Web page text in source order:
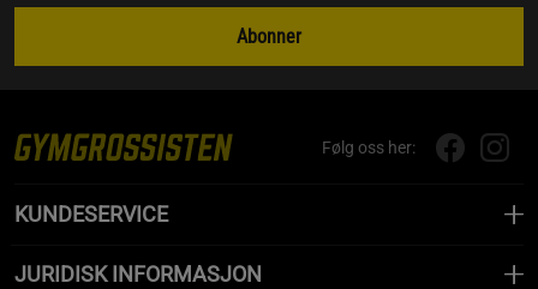
Abonner
Følg oss her:
KUNDESERVICE
JURIDISK INFORMASJON